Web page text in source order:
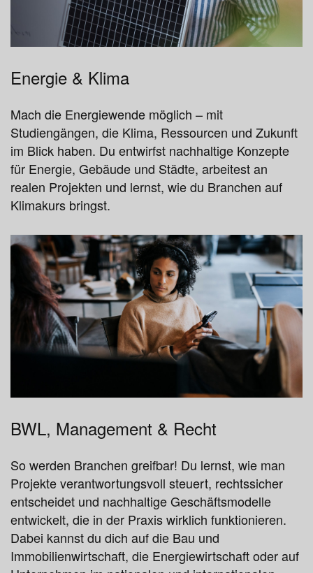
Energie & Klima
Mach die Energiewende möglich – mit
Studiengängen, die Klima, Ressourcen und Zukunft
im Blick haben. Du entwirfst nachhaltige Konzepte
für Energie, Gebäude und Städte, arbeitest an
realen Projekten und lernst, wie du Branchen auf
Klimakurs bringst.
BWL, Management & Recht
So werden Branchen greifbar! Du lernst, wie man
Projekte verantwortungsvoll steuert, rechtssicher
entscheidet und nachhaltige Geschäftsmodelle
entwickelt, die in der Praxis wirklich funktionieren.
Dabei kannst du dich auf die Bau und
Immobilienwirtschaft, die Energiewirtschaft oder auf